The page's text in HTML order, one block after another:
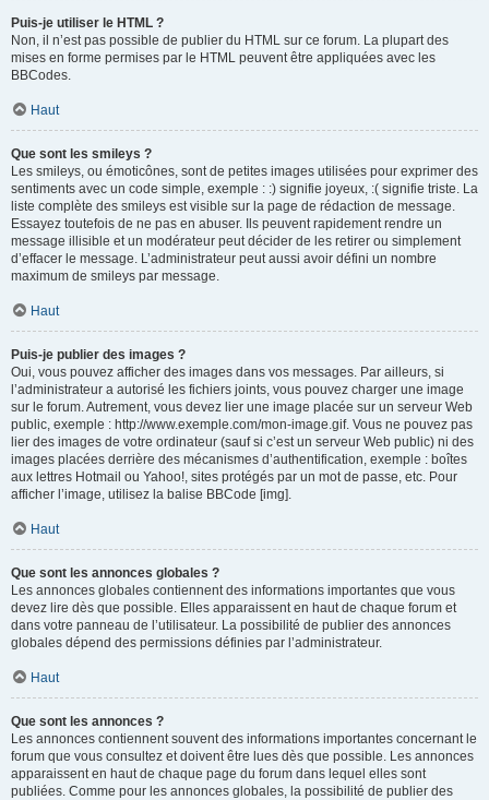
Puis-je utiliser le HTML ?
Non, il n’est pas possible de publier du HTML sur ce forum. La plupart des
mises en forme permises par le HTML peuvent être appliquées avec les
BBCodes.
Haut
Que sont les smileys ?
Les smileys, ou émoticônes, sont de petites images utilisées pour exprimer des
sentiments avec un code simple, exemple : :) signifie joyeux, :( signifie triste. La
liste complète des smileys est visible sur la page de rédaction de message.
Essayez toutefois de ne pas en abuser. Ils peuvent rapidement rendre un
message illisible et un modérateur peut décider de les retirer ou simplement
d’effacer le message. L’administrateur peut aussi avoir défini un nombre
maximum de smileys par message.
Haut
Puis-je publier des images ?
Oui, vous pouvez afficher des images dans vos messages. Par ailleurs, si
l’administrateur a autorisé les fichiers joints, vous pouvez charger une image
sur le forum. Autrement, vous devez lier une image placée sur un serveur Web
public, exemple : http://www.exemple.com/mon-image.gif. Vous ne pouvez pas
lier des images de votre ordinateur (sauf si c’est un serveur Web public) ni des
images placées derrière des mécanismes d’authentification, exemple : boîtes
aux lettres Hotmail ou Yahoo!, sites protégés par un mot de passe, etc. Pour
afficher l’image, utilisez la balise BBCode [img].
Haut
Que sont les annonces globales ?
Les annonces globales contiennent des informations importantes que vous
devez lire dès que possible. Elles apparaissent en haut de chaque forum et
dans votre panneau de l’utilisateur. La possibilité de publier des annonces
globales dépend des permissions définies par l’administrateur.
Haut
Que sont les annonces ?
Les annonces contiennent souvent des informations importantes concernant le
forum que vous consultez et doivent être lues dès que possible. Les annonces
apparaissent en haut de chaque page du forum dans lequel elles sont
publiées. Comme pour les annonces globales, la possibilité de publier des